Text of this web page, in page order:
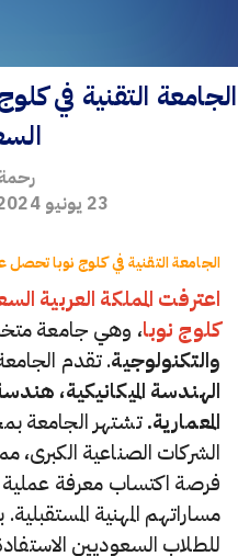
الجامعة التقنية في
23 يونيو 2024
الجامعة التقنية في كلوج نوبا
اعترفت المملكة العربية
كلوج نوبا، وهي جامعة
والتكنولوجية. تقدم
الهندسة الميكانيكية،
المعمارية. تشتهر الجامعة
الشركات الصناعية الكبرى،
فرصة اكتساب معرفة عملية
مساراتهم المهنية
للطلاب السعوديين